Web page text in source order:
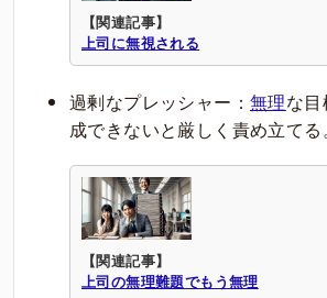
【関連記事】
上司に無視される
過剰なプレッシャー： 無理な
成できないと厳しく責め立てる。
【関連記事】
上司の無理難題でもう無理